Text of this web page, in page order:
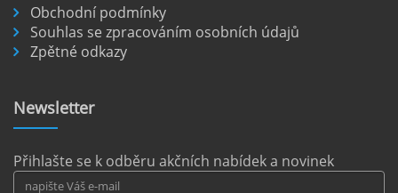
Pronájem auta na letišti Berlín.
Letiště Berlín Brandenburg (BER) je hlavním
dopravním uzlem pro cestovatele mířící do
okolních regionech bez omezení, pronájem
číst :celý článek
Obchodní podmínky
Souhlas se zpracováním osobních údajů
Zpětné odkazy
Newsletter
Přihlašte se k odběru akčních nabídek a novinek